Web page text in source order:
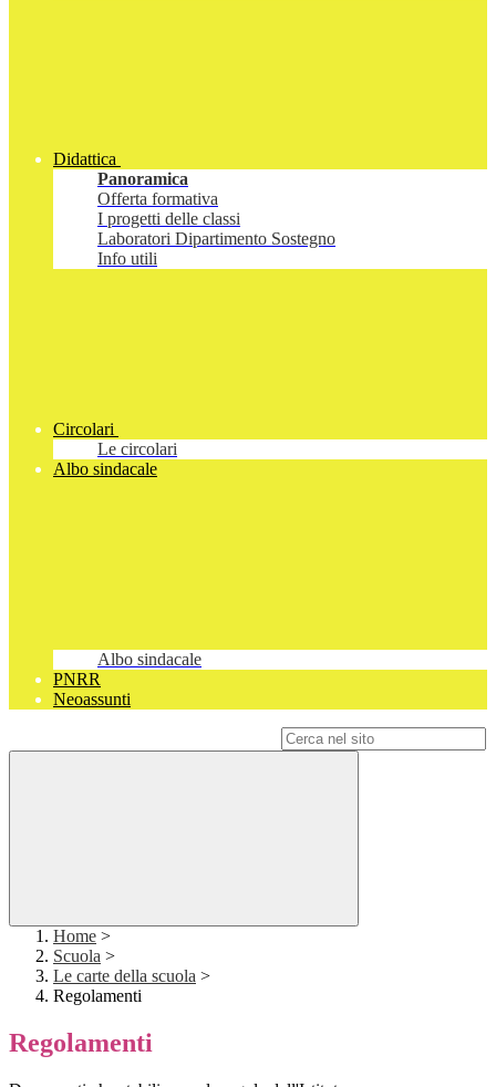
Didattica
Panoramica
Offerta formativa
I progetti delle classi
Laboratori Dipartimento Sostegno
Info utili
Circolari
Le circolari
Albo sindacale
Albo sindacale
PNRR
Neoassunti
Home >
Scuola >
Le carte della scuola >
Regolamenti
Regolamenti